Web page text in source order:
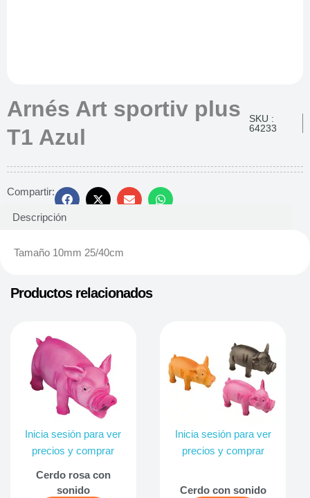
Arnés Art sportiv plus
T1 Azul
SKU :
64233
Compartir:
Descripción
Tamaño 10mm 25/40cm
Productos relacionados
Inicia sesión para ver
precios y comprar
Cerdo rosa con
sonido
Inicia sesión para ver
precios y comprar
Cerdo con sonido